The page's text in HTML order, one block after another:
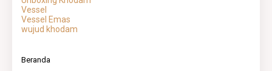
Vessel
Vessel Emas
wujud khodam
Beranda